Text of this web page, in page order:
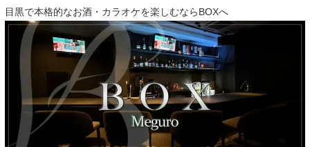
目黒で本格的なお酒・カラオケを楽しむならBOXへ